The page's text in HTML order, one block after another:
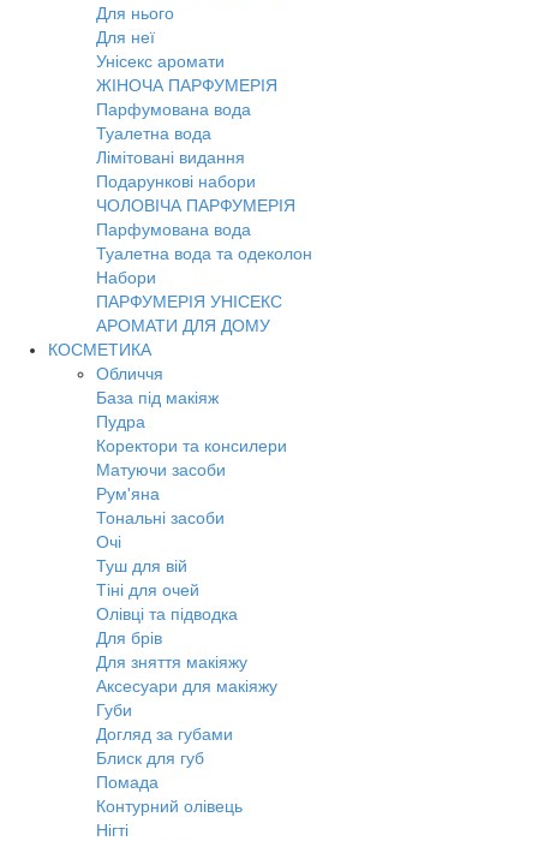
Для нього
Для неї
Унісекс аромати
ЖІНОЧА ПАРФУМЕРІЯ
Парфумована вода
Туалетна вода
Лімітовані видання
Подарункові набори
ЧОЛОВІЧА ПАРФУМЕРІЯ
Парфумована вода
Туалетна вода та одеколон
Набори
ПАРФУМЕРІЯ УНІСЕКС
АРОМАТИ ДЛЯ ДОМУ
КОСМЕТИКА
Обличчя
База під макіяж
Пудра
Коректори та консилери
Матуючи засоби
Рум'яна
Тональні засоби
Очі
Туш для вій
Тіні для очей
Олівці та підводка
Для брів
Для зняття макіяжу
Аксесуари для макіяжу
Губи
Догляд за губами
Блиск для губ
Помада
Контурний олівець
Нігті